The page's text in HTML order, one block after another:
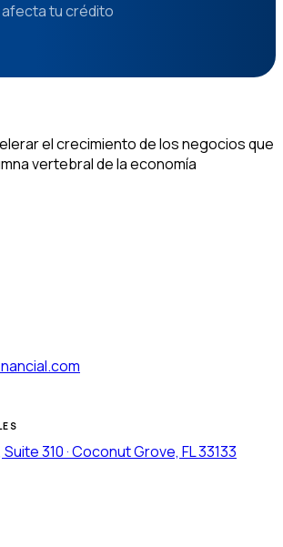
afecta tu crédito
$
el crecimiento de los negocios que
vertebral de la economía
310 · Coconut Grove, FL 33133